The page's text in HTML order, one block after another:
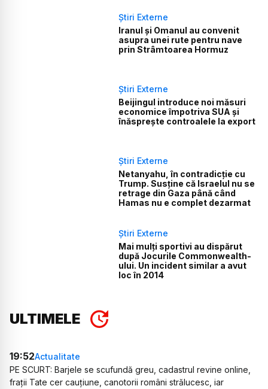
Știri Externe
Iranul și Omanul au convenit
asupra unei rute pentru nave
prin Strâmtoarea Hormuz
Știri Externe
Beijingul introduce noi măsuri
economice împotriva SUA și
înăsprește controalele la export
Știri Externe
Netanyahu, în contradicție cu
Trump. Susține că Israelul nu se
retrage din Gaza până când
Hamas nu e complet dezarmat
Știri Externe
Mai mulți sportivi au dispărut
după Jocurile Commonwealth-
ului. Un incident similar a avut
loc în 2014
ULTIMELE
19:52Actualitate
PE SCURT: Barjele se scufundă greu, cadastrul revine online,
frații Tate cer cauțiune, canotorii români strălucesc, iar